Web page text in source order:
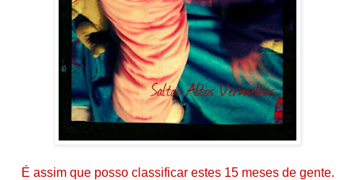
É assim que posso classificar estes 15 meses de gente.